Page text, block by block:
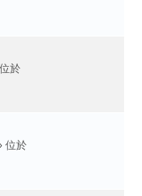
於
位於